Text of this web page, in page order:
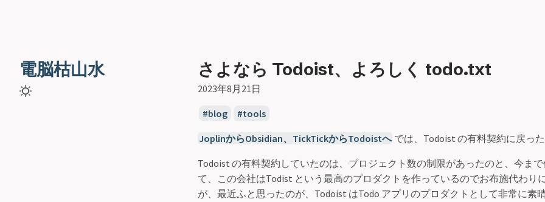
電脳枯山水 さよなら Todoist、よろしく todo.txt
2023年8月21日
blog tools
JoplinからObsidian、TickTickからTodoistへ では、Todoist の有料契約に戻っ
Todoist の有料契約していたのは、プロジェクト数の制限があったのと、今ま
て、この会社はTodist という最高のプロダクトを作っているのでお布施代わり
が、最近ふと思ったのが、Todoist はTodo アプリのプロダクトとして非常に素